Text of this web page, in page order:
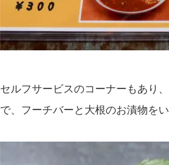
セルフサービスのコーナーもあり
で、フーチバーと大根のお漬物を